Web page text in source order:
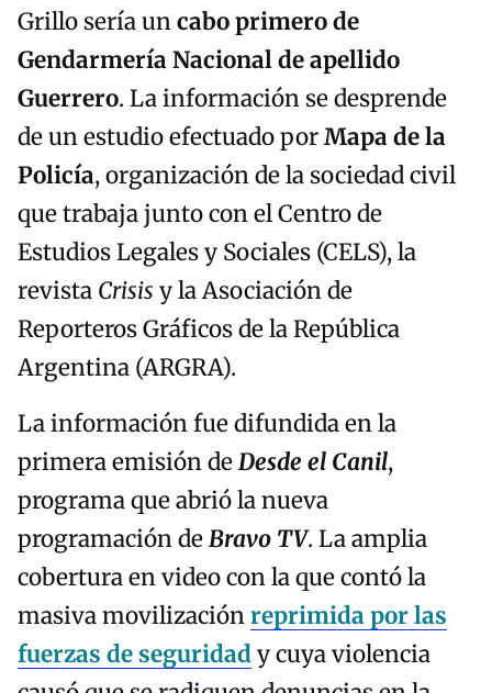
Grillo sería uncabo primero de
Gendarmería Nacional de apellido
Guerrero. La información se desprende
de un estudio efectuado porMapa de la
Policía, organización de la sociedad civil
que trabaja junto con el Centro de
Estudios Legales y Sociales (CELS), la
revista Crisis y la Asociación de
Reporteros Gráficos de la República
Argentina (ARGRA).
La información fue difundida en la
primera emisión deDesde el Canil,
programa que abrió la nueva
programación deBravo TV. La amplia
cobertura en video con la que contó la
masiva movilizaciónreprimida por las
fuerzas de seguridady cuya violencia